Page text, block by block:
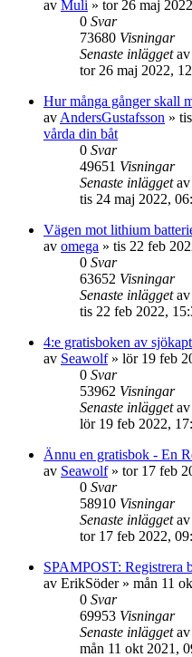
av Muli » tor 26 maj
0 Svar
73680 Visningar
Senaste inläggetav
tor 26 maj 2022,
Hur många gånger skall
av AndersGustafsson »
vårda din båt
0 Svar
49651 Visningar
Senaste inläggetav
tis 24 maj 2022,
Vägen mot lithium
av omega » tis 22 feb
0 Svar
63652 Visningar
Senaste inläggetav
tis 22 feb 2022,
4:e gratisboken av
av Seawolf» lör 19 feb
0 Svar
53962 Visningar
Senaste inläggetav
lör 19 feb 2022,
Ännu en gratisbok - En
av Seawolf» tor 17 feb
0 Svar
58910 Visningar
Senaste inläggetav
tor 17 feb 2022,
SPAMPOST: Registrera
av ErikSöder» mån 11
0 Svar
69953 Visningar
Senaste inläggetav
mån 11 okt 2021,